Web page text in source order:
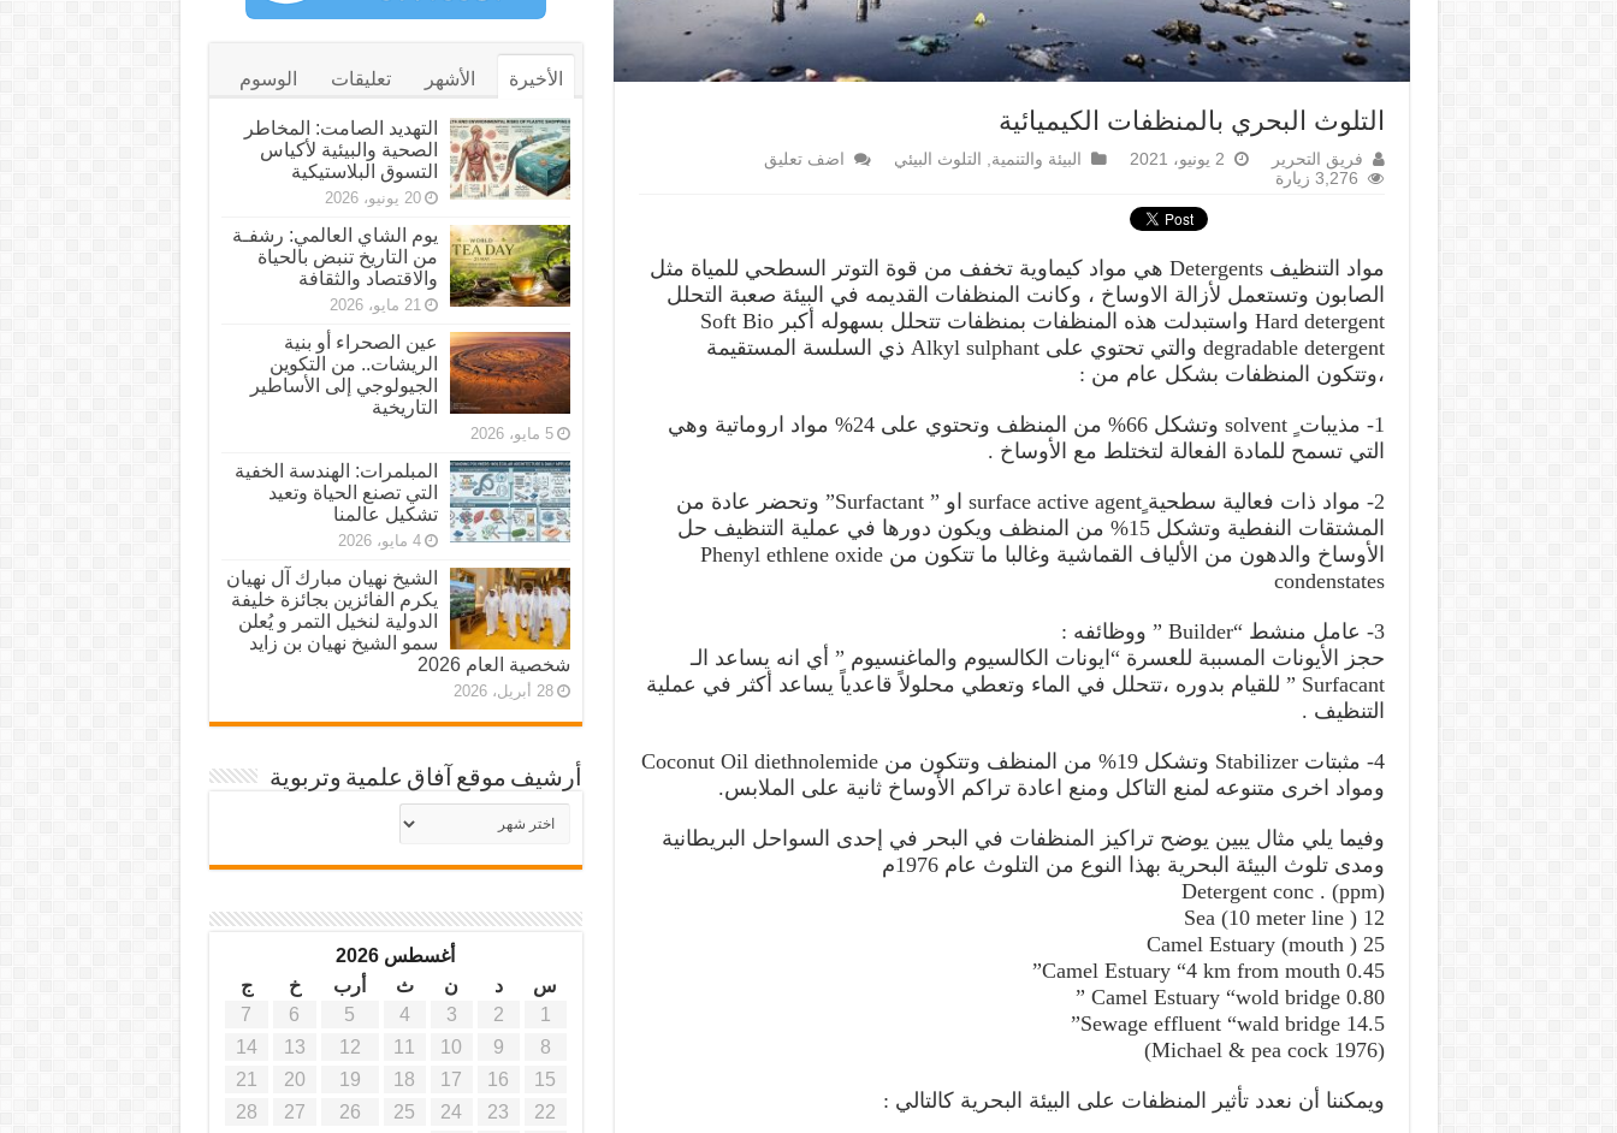
التلوث البحري بالمنظفات الكيميائية
فريق التحرير 2 يونيو، 2021 البيئة والتنمية, التلوث البيئي
اضف تعليق
3,276 زيارة
مواد التنظيف Detergents هي مواد كيماوية تخفف من قوة التوتر السطحي للمياة مثل
الصابون وتستعمل لأزالة الاوساخ ، وكانت المنظفات القديمه في البيئة صعبة التحلل
Hard detergent واستبدلت هذه المنظفات بمنظفات تتحلل بسهوله أكبر Soft Bio
degradable detergent والتي تحتوي على Alkyl sulphant ذي السلسة المستقيمة
،وتتكون المنظفات بشكل عام من :
1- مذيبات ٍ solvent وتشكل 66% من المنظف وتحتوي على 24% مواد اروماتية وهي
التي تسمح للمادة الفعالة لتختلط مع الأوساخ .
2- مواد ذات فعالية سطحية ٍsurface active agent او ” Surfactant” وتحضر عادة من
المشتقات النفطية وتشكل 15% من المنظف ويكون دورها في عملية التنظيف حل
الأوساخ والدهون من الألياف القماشية وغالبا ما تتكون من Phenyl ethlene oxide
condenstates
3- عامل منشط “Builder ” ووظائفه :
حجز الأيونات المسببة للعسرة “ايونات الكالسيوم والماغنسيوم ” أي انه يساعد الـ
Surfacant ” للقيام بدوره ،تتحلل في الماء وتعطي محلولاً قاعدياً يساعد أكثر في عملية
التنظيف .
4- مثبتات Stabilizer وتشكل 19% من المنظف وتتكون من Coconut Oil diethnolemide
ومواد اخرى متنوعه لمنع التاكل ومنع اعادة تراكم الأوساخ ثانية على الملابس.
وفيما يلي مثال يبين يوضح تراكيز المنظفات في البحر في إحدى السواحل البريطانية
ومدى تلوث البيئة البحرية بهذا النوع من التلوث عام 1976م
Detergent conc . (ppm)
12 Sea (10 meter line )
25 Camel Estuary (mouth )
0.45 Camel Estuary “4 km from mouth”
0.80 Camel Estuary “wold bridge ”
14.5 Sewage effluent “wald bridge”
(Michael & pea cock 1976)
ويمكننا أن نعدد تأثير المنظفات على البيئة البحرية كالتالي :
الأخيرة الأشهر تعليقات الوسوم
التهديد الصامت: المخاطر
الصحية والبيئية لأكياس
التسوق البلاستيكية
20 يونيو، 2026
يوم الشاي العالمي: رشفـة
من التاريخ تنبض بالحياة
والاقتصاد والثقافة
21 مايو، 2026
عين الصحراء أو بنية
الريشات.. من التكوين
الجيولوجي إلى الأساطير
التاريخية
5 مايو، 2026
المبلمرات: الهندسة الخفية
التي تصنع الحياة وتعيد
تشكيل عالمنا
4 مايو، 2026
الشيخ نهيان مبارك آل نهيان
يكرم الفائزين بجائزة خليفة
الدولية لنخيل التمر و يُعلن
سمو الشيخ نهيان بن زايد
شخصية العام 2026
28 أبريل، 2026
أرشيف موقع آفاق علمية وتربوية
أرشيف
موقع
أغسطس 2026
س
د ن ث أرب خ
ج
1
2
3
4
5
6
7
8
9
10
11
12
13
14
15
16
17
18
19
20
21
22
23
24
25
26
27
28